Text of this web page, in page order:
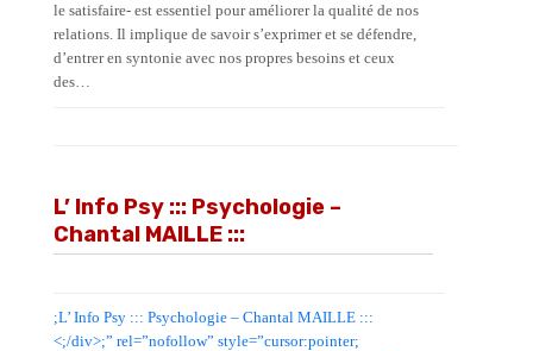
le satisfaire- est essentiel pour améliorer la qualité de nos
relations. Il implique de savoir s’exprimer et se défendre,
d’entrer en syntonie avec nos propres besoins et ceux
des…
L’ Info Psy ::: Psychologie –
Chantal MAILLE :::
;L’ Info Psy ::: Psychologie – Chantal MAILLE :::
<;/div>;” rel=”nofollow” style=”cursor:pointer;